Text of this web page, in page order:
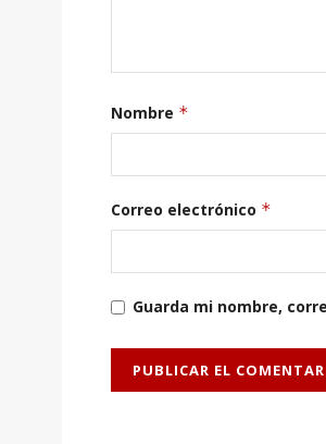
Nombre *
Correo electrónico *
Guarda mi nombre,